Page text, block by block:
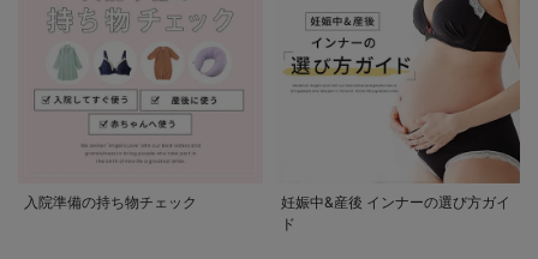
入院準備の持ち物チェック
妊娠中&産後 インナーの選び方ガイ
ド